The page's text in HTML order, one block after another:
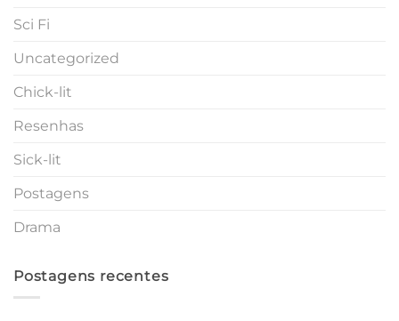
Sci Fi
Uncategorized
Chick-lit
Resenhas
Sick-lit
Postagens
Drama
Postagens recentes